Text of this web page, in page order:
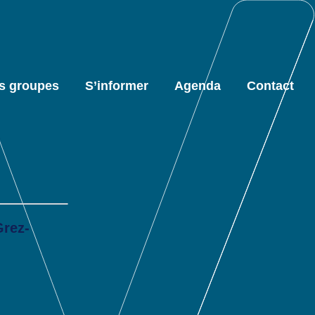
groupes S’informer Agenda Contact